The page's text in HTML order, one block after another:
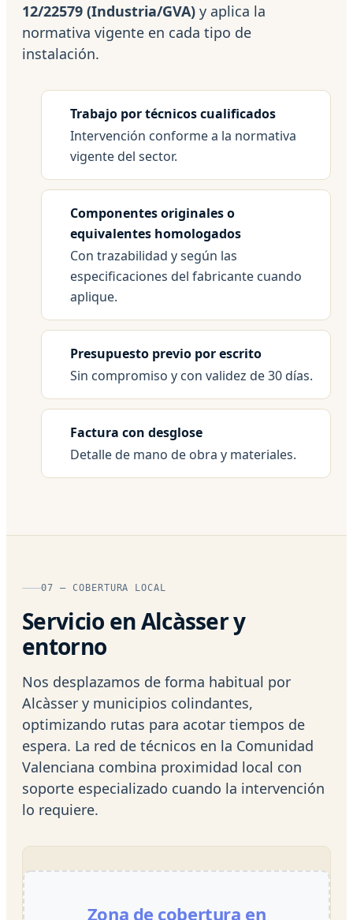
12/22579 (Industria/GVA) y aplica la
normativa vigente en cada tipo de
instalación.
Trabajo por técnicos cualificados
Intervención conforme a la normativa
vigente del sector.
Componentes originales o
equivalentes homologados
Con trazabilidad y según las
especificaciones del fabricante cuando
aplique.
Presupuesto previo por escrito
Sin compromiso y con validez de 30 días.
Factura con desglose
Detalle de mano de obra y materiales.
07 — COBERTURA LOCAL
Servicio en Alcàsser y
entorno
Nos desplazamos de forma habitual por
Alcàsser y municipios colindantes,
optimizando rutas para acotar tiempos de
espera. La red de técnicos en la Comunidad
Valenciana combina proximidad local con
soporte especializado cuando la intervención
lo requiere.
Zona de cobertura en